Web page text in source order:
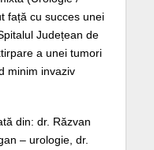
față cu succes unei
Județean de
a unei tumori
minim invaziv
din: dr. Răzvan
– urologie, dr.